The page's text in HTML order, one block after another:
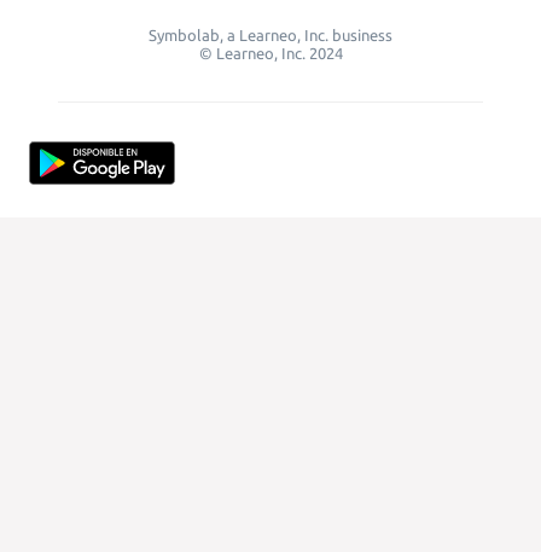
Symbolab, a Learneo, Inc. business
© Learneo, Inc. 2024